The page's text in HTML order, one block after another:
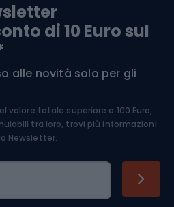
di 10 Euro sul
alle novità solo per gli
totale superiore a 100 Euro,
tra loro, trovi più informazioni
Newsletter.